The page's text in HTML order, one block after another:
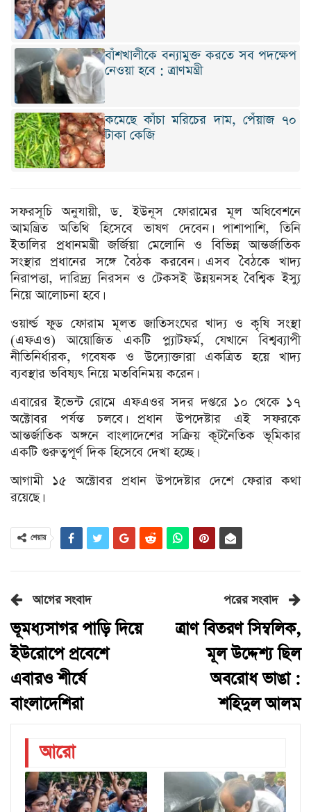
বাঁশখালীকে বন্যামুক্ত করতে সব পদক্ষেপ
নেওয়া হবে : ত্রাণমন্ত্রী
কমেছে কাঁচা মরিচের দাম, পেঁয়াজ ৭০
টাকা কেজি
সফরসূচি অনুযায়ী, ড. ইউনূস ফোরামের মূল অধিবেশনে
আমন্ত্রিত অতিথি হিসেবে ভাষণ দেবেন। পাশাপাশি, তিনি
ইতালির প্রধানমন্ত্রী জর্জিয়া মেলোনি ও বিভিন্ন আন্তর্জাতিক
সংস্থার প্রধানের সঙ্গে বৈঠক করবেন। এসব বৈঠকে খাদ্য
নিরাপত্তা, দারিদ্র্য নিরসন ও টেকসই উন্নয়নসহ বৈশ্বিক ইস্যু
নিয়ে আলোচনা হবে।
ওয়ার্ল্ড ফুড ফোরাম মূলত জাতিসংঘের খাদ্য ও কৃষি সংস্থা
(এফএও) আয়োজিত একটি প্ল্যাটফর্ম, যেখানে বিশ্বব্যাপী
নীতিনির্ধারক, গবেষক ও উদ্যোক্তারা একত্রিত হয়ে খাদ্য
ব্যবস্থার ভবিষ্যৎ নিয়ে মতবিনিময় করেন।
এবারের ইভেন্ট রোমে এফএওর সদর দপ্তরে ১০ থেকে ১৭
অক্টোবর পর্যন্ত চলবে। প্রধান উপদেষ্টার এই সফরকে
আন্তর্জাতিক অঙ্গনে বাংলাদেশের সক্রিয় কূটনৈতিক ভূমিকার
একটি গুরুত্বপূর্ণ দিক হিসেবে দেখা হচ্ছে।
আগামী ১৫ অক্টোবর প্রধান উপদেষ্টার দেশে ফেরার কথা
রয়েছে।
শেয়ার
আগের সংবাদ
ভূমধ্যসাগর পাড়ি দিয়ে
ইউরোপে প্রবেশে
এবারও শীর্ষে
বাংলাদেশিরা
পরের সংবাদ
ত্রাণ বিতরণ সিম্বলিক,
মূল উদ্দেশ্য ছিল
অবরোধ ভাঙা :
শহিদুল আলম
আরো